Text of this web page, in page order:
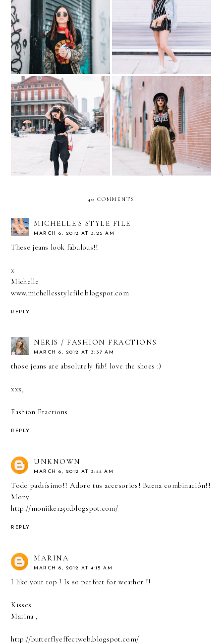
More Roses...Less Guns
Sneaker Espadrilles with
Andre Assous
Black & Fishnets in New
Orleans
Rock & Roll GOLD ///
PLEATED GOLD SKIRT
40 COMMENTS
MICHELLE'S STYLE FILE
MARCH 6, 2012 AT 3:25 AM
These jeans look fabulous!!
x
Michelle
www.michellesstylefile.blogspot.com
REPLY
NERIS / FASHION FRACTIONS
MARCH 6, 2012 AT 3:37 AM
those jeans are absolutely fab! love the shoes :)
xxx,
Fashion Fractions
REPLY
UNKNOWN
MARCH 6, 2012 AT 3:44 AM
Todo padrísimo!! Adoro tus accesorios! Buena combinación!!
Mony
http://moniike1250.blogspot.com/
REPLY
MARINA
MARCH 6, 2012 AT 4:15 AM
I like your top ! Is so perfect for weather !!
Kisses
Marina ,
http://butterflyeffectweb.blogspot.com/